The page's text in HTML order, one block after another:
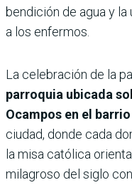
bendición de agua y la
a los enfermos.
La celebración de la
parroquia ubicada
Ocampos en el
ciudad, donde cada
la misa católica
milagroso del siglo